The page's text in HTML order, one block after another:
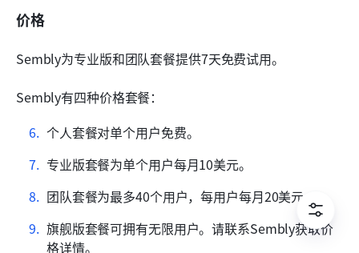
价格
Sembly为专业版和团队套餐提供7天免费试用。
Sembly有四种价格套餐：
个人套餐对单个用户免费。
专业版套餐为单个用户每月10美元。
团队套餐为最多40个用户，每用户每月20美元。
旗舰版套餐可拥有无限用户。请联系Sembly获取价
格详情。